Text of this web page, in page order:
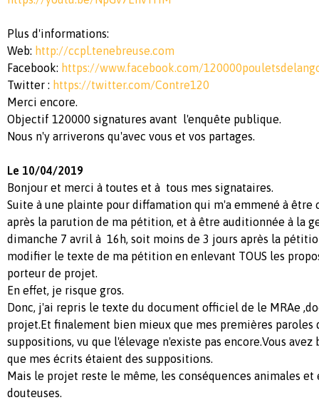
Plus d'informations:
Web: http://ccpl.tenebreuse.com
Facebook: https://www.facebook.com/
Twitter : https://twitter.com/Contre120
Merci encore.
Objectif 120000 signatures avant l'enquête publique.
Nous n'y arriverons qu'avec vous et vos partages.
Le 10/04/2019
Bonjour et merci à toutes et à tous mes signataires.
Suite à une plainte pour diffamation qui m'a emmené à être
après la parution de ma pétition, et à être auditionnée à la
dimanche 7 avril à 16h, soit moins de 3 jours après la
modifier le texte de ma pétition en enlevant TOUS les
porteur de projet.
En effet, je risque gros.
Donc, j'ai repris le texte du document officiel de le MRAe
projet.Et finalement bien mieux que mes premières paroles
suppositions, vu que l'élevage n'existe pas encore.Vous
que mes écrits étaient des suppositions.
Mais le projet reste le même, les conséquences animales
douteuses.